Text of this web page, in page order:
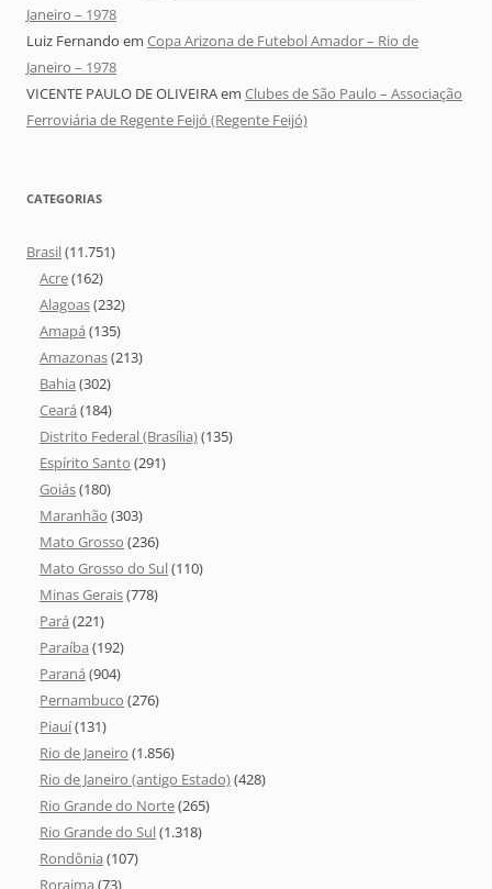
Janeiro – 1978
Luiz Fernando em Copa Arizona de Futebol Amador – Rio de
Janeiro – 1978
VICENTE PAULO DE OLIVEIRAem Clubes de São Paulo – Associação
Ferroviária de Regente Feijó (Regente Feijó)
CATEGORIAS
Brasil(11.751)
Acre(162)
Alagoas(232)
Amapá (135)
Amazonas(213)
Bahia (302)
Ceará (184)
Distrito Federal (Brasília)(135)
Espírito Santo (291)
Goiás(180)
Maranhão (303)
Mato Grosso (236)
Mato Grosso do Sul(110)
Minas Gerais(778)
Pará (221)
Paraíba (192)
Paraná (904)
Pernambuco (276)
Piauí(131)
Rio de Janeiro (1.856)
Rio de Janeiro (antigo Estado)(428)
Rio Grande do Norte(265)
Rio Grande do Sul(1.318)
Rondônia (107)
Roraima (73)